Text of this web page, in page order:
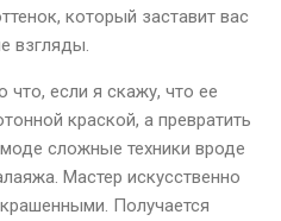
который заставит вас
взгляды.
что, если я скажу, что ее
краской, а превратить
сложные техники вроде
Мастер искусственно
Получается